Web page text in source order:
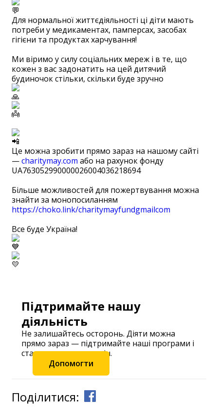
Для нормальної життєдіяльності ці діти мають
потреби у медикаментах, памперсах, засобах
гігієни та продуктах харчування!
Ми віримо у силу соціальних мереж і в те, що
кожен з вас задонатить на цей дитячий
будиночок стільки, скільки буде зручно
Це можна зробити прямо зараз на нашому сайті
—charitymay.com або на рахунок фонду
UA763052990000026004036218694
Більше можливостей для пожертвування можна
знайти за монопосиланням
https://choko.link/charitymayfundgmailcom
Все буде Україна!
Підтримайте нашу
діяльність
Не залишайтесь осторонь. Діяти можна
прямо зараз — підтримайте наші програми і
станьте частиною змін.
Допомогти
Поділитися: